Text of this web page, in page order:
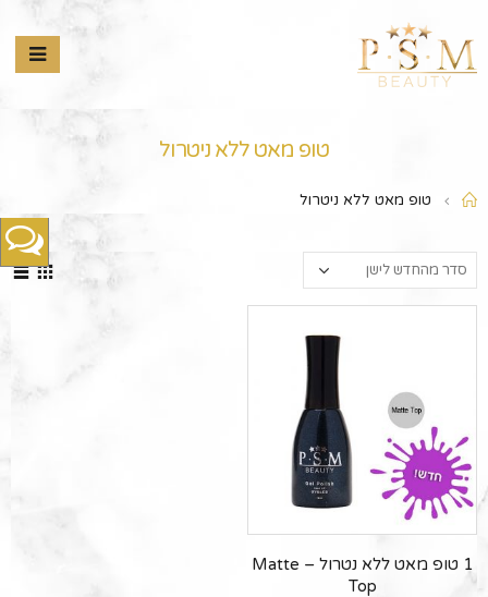
טופ מאט ללא ניטרול
טופ מאט ללא ניטרול
1 טופ מאט ללא נטרול – Matte
Top